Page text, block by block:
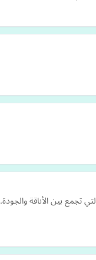
تجمع بين الأناقة